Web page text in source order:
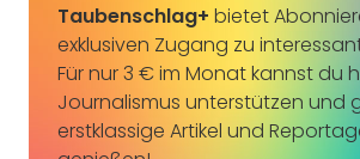
Taubenschlag+ bietet
exklusiven Zugang zu
Für nur 3 € im Monat kannst du
Journalismus unterstützen und
erstklassige Artikel und